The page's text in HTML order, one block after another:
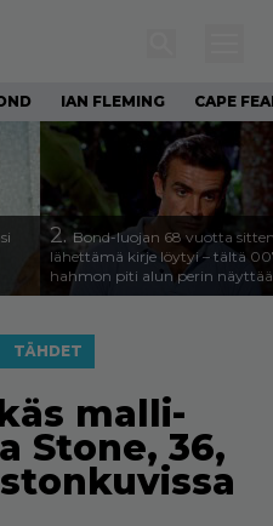
IAN FLEMING CAPE
2.Bond-luojan 68 vuotta
lähettämä kirje löytyi – tältä
hahmon piti alun perin näyttää
TÄHDET
malli-
Stone, 36,